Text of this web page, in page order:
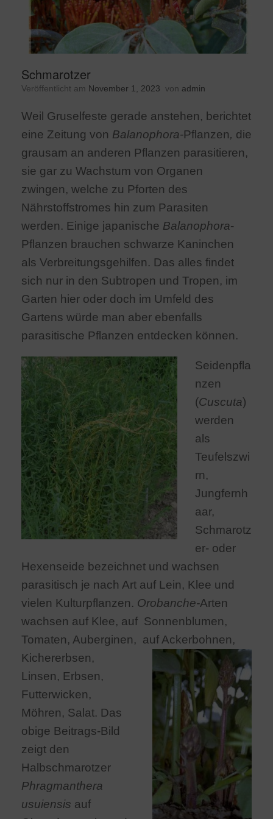
Schmarotzer
Veröffentlicht am November 1, 2023 von admin
Weil Gruselfeste gerade anstehen, berichtet
eine Zeitung von Balanophora-Pflanzen, die
grausam an anderen Pflanzen parasitieren,
sie gar zu Wachstum von Organen
zwingen, welche zu Pforten des
Nährstoffstromes hin zum Parasiten
werden. Einige japanische Balanophora-
Pflanzen brauchen schwarze Kaninchen
als Verbreitungsgehilfen. Das alles findet
sich nur in den Subtropen und Tropen, im
Garten hier oder doch im Umfeld des
Gartens würde man aber ebenfalls
parasitische Pflanzen entdecken können.
Seidenpfla
nzen
(Cuscuta)
werden
als
Teufelszwi
rn,
Jungfernh
aar,
Schmarotz
er- oder
Hexenseide bezeichnet und wachsen
parasitisch je nach Art auf Lein, Klee und
vielen Kulturpflanzen. Orobanche-Arten
wachsen auf Klee, auf Sonnenblumen,
Tomaten, Auberginen, auf Ackerbohnen,
Kichererbsen,
Linsen, Erbsen,
Futterwicken,
Möhren, Salat. Das
obige Beitrags-Bild
zeigt den
Halbschmarotzer
Phragmanthera
usuiensis auf